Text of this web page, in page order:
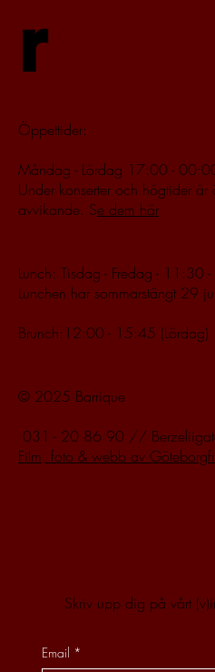
r
Öppettider:
Måndag - Lördag 17:00 -
Under konserter och högtider är
avvikande. Se dem här
Lunch: Tisdag - Fredag - 11:30
Lunchen har sommarstängt 29
Brunch:12:00 - 15:45 (Lördag)
© 2025 Barrique
031 - 20 86 90 //
Film, foto & webb av
Skriv upp dig på vårt
Email *